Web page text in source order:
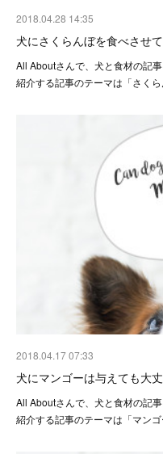
2018.04.28 14:35
犬にさくらんぼを食べさせ
All Aboutさんで、犬と食材の記
紹介する記事のテーマは「さくら
2018.04.17 07:33
犬にマンゴーは与えても大
All Aboutさんで、犬と食材の記
紹介する記事のテーマは「マンゴ